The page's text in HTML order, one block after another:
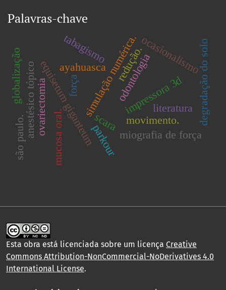
Palavras-chave
impressora 3d
scara
simulação numérica.
equisetum giganteum
ovariectomia miografia de força
ayahuasca
tabagismo redução.ocasionalismo
força
movimento.
anestésico tópico odontologia
mucosa oral. parkour
são paulo.
literatura degradação do solo
globalização
Esta obra está licenciada sobre um licença Creative
Commons Attribution-NonCommercial-NoDerivatives 4.0
International License.